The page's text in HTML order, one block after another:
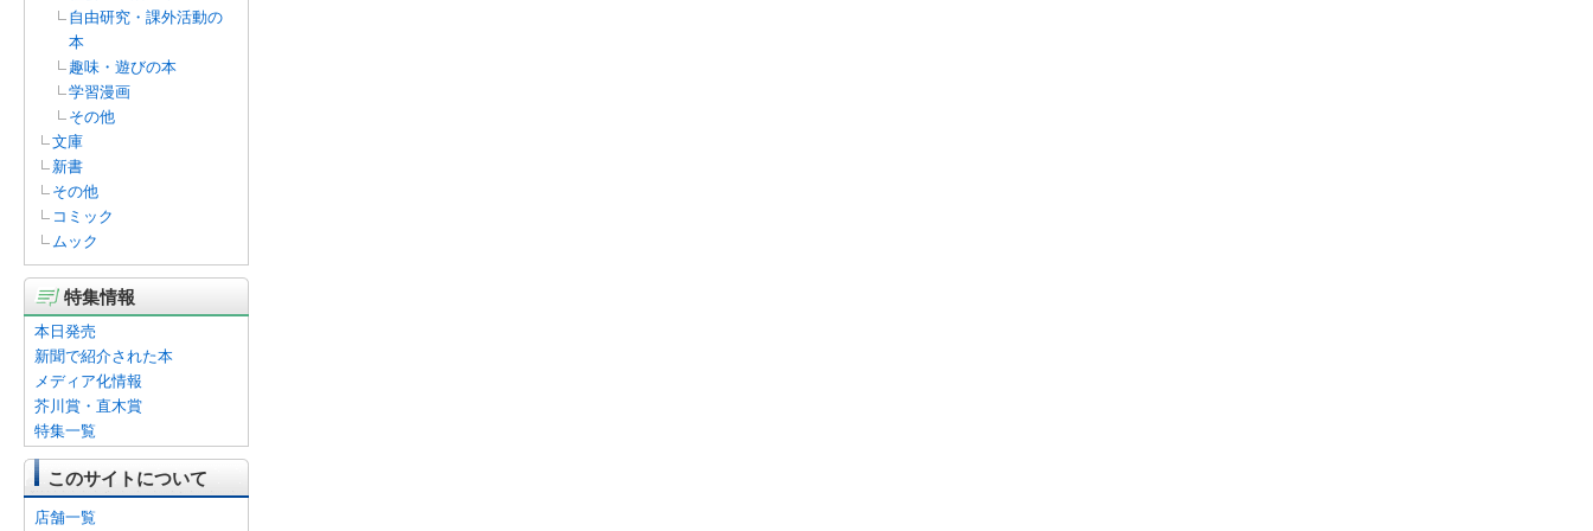
自由研究・課外活動の
本
趣味・遊びの本
学習漫画
その他
文庫
新書
その他
コミック
ムック
特集情報
本日発売
新聞で紹介された本
メディア化情報
芥川賞・直木賞
特集一覧
このサイトについて
店舗一覧